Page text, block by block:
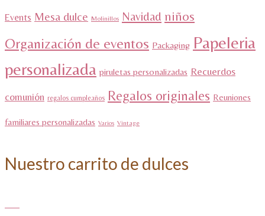
Events Mesa dulce Molinillos Navidad niños
Organización de eventos Packaging Papeleria
personalizada piruletas personalizadas Recuerdos
comunión regalos cumpleaños Regalos originales Reuniones
familiares personalizadas Varios Vintage
Nuestro carrito de dulces